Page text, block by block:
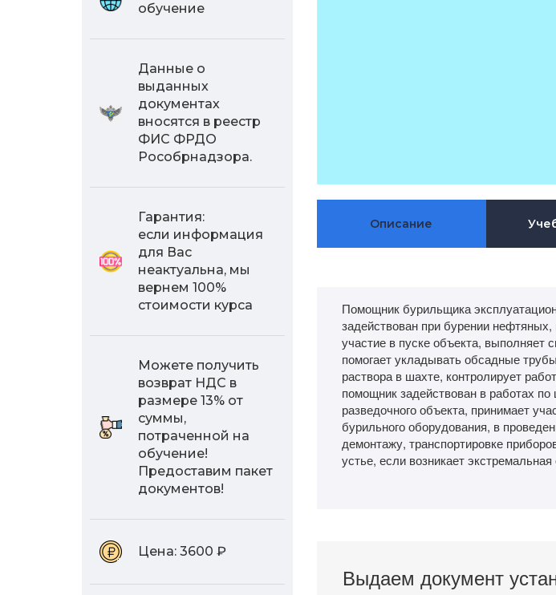
обучение
Данные о
выданных
документах
вносятся в реестр
ФИС ФРДО
Рособрнадзора.
Гарантия:
если информация
для Вас
неактуальна, мы
вернем 100%
стоимости курса
Можете получить
возврат НДС в
размере 13% от
суммы,
потраченной на
обучение!
Предоставим пакет
документов!
Цена: 3600 ₽
Описание
Помощник бурильщика
задействован при бурении
участие в пуске объекта,
помогает укладывать обсадные
раствора в шахте, контролирует
помощник задействован в работах
разведочного объекта, принимает
бурильного оборудования, в
демонтажу, транспортировке
устье, если возникает экстремальная
Выдаем документ